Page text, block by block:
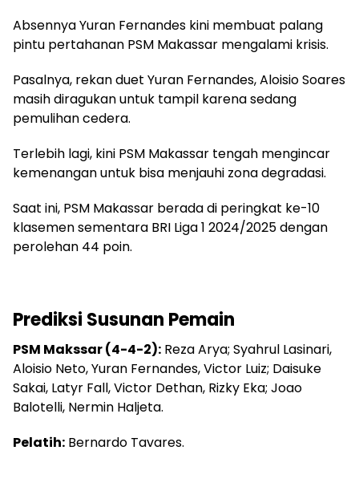
Absennya Yuran Fernandes kini membuat palang
pintu pertahanan PSM Makassar mengalami krisis.
Pasalnya, rekan duet Yuran Fernandes, Aloisio Soares
masih diragukan untuk tampil karena sedang
pemulihan cedera.
Terlebih lagi, kini PSM Makassar tengah mengincar
kemenangan untuk bisa menjauhi zona degradasi.
Saat ini, PSM Makassar berada di peringkat ke-10
klasemen sementara BRI Liga 1 2024/2025 dengan
perolehan 44 poin.
Prediksi Susunan Pemain
PSM Makssar (4-4-2): Reza Arya; Syahrul Lasinari,
Aloisio Neto, Yuran Fernandes, Victor Luiz; Daisuke
Sakai, Latyr Fall, Victor Dethan, Rizky Eka; Joao
Balotelli, Nermin Haljeta.
Pelatih: Bernardo Tavares.